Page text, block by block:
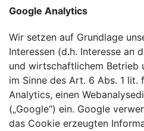
Google Analytics
Wir setzen auf Grundlage
Interessen (d.h. Interesse an
und wirtschaftlichem Betrieb
im Sinne des Art. 6 Abs. 1 lit.
Analytics, einen
(„Google“) ein. Google
das Cookie erzeugten